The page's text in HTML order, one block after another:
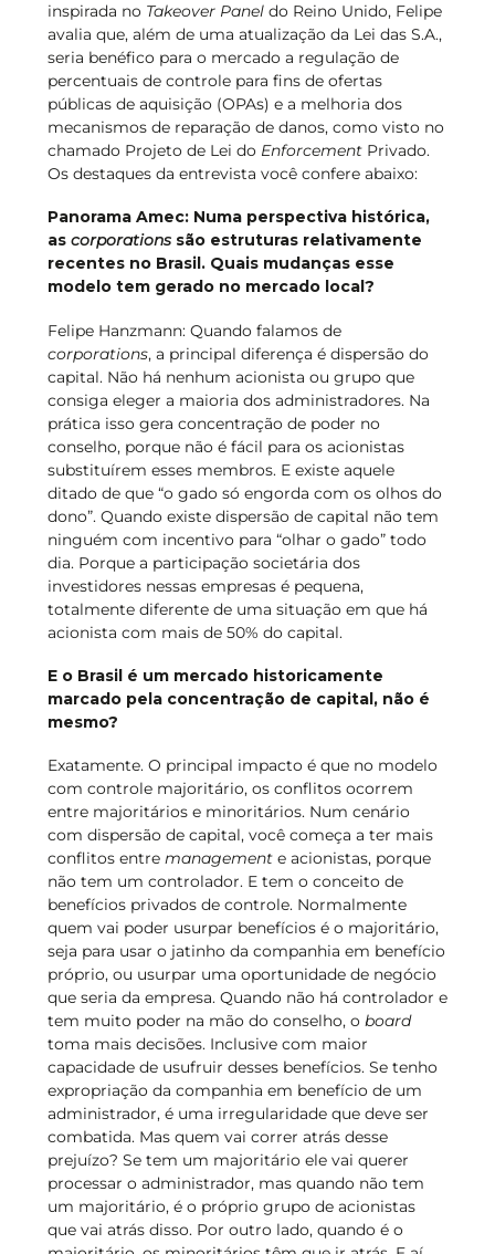
inspirada no Takeover Paneldo Reino Unido, Felipe
avalia que, além de uma atualização da Lei das S.A.,
seria benéfico para o mercado a regulação de
percentuais de controle para fins de ofertas
públicas de aquisição (OPAs) e a melhoria dos
mecanismos de reparação de danos, como visto no
chamado Projeto de Lei do Enforcement Privado.
Os destaques da entrevista você confere abaixo:
Panorama Amec: Numa perspectiva histórica,
as corporationssão estruturas relativamente
recentes no Brasil. Quais mudanças esse
modelo tem gerado no mercado local?
Felipe Hanzmann: Quando falamos de
corporations, a principal diferença é dispersão do
capital. Não há nenhum acionista ou grupo que
consiga eleger a maioria dos administradores. Na
prática isso gera concentração de poder no
conselho, porque não é fácil para os acionistas
substituírem esses membros. E existe aquele
ditado de que “o gado só engorda com os olhos do
dono”. Quando existe dispersão de capital não tem
ninguém com incentivo para “olhar o gado” todo
dia. Porque a participação societária dos
investidores nessas empresas é pequena,
totalmente diferente de uma situação em que há
acionista com mais de 50% do capital.
E o Brasil é um mercado historicamente
marcado pela concentração de capital, não é
mesmo?
Exatamente. O principal impacto é que no modelo
com controle majoritário, os conflitos ocorrem
entre majoritários e minoritários. Num cenário
com dispersão de capital, você começa a ter mais
conflitos entre managemente acionistas, porque
não tem um controlador. E tem o conceito de
benefícios privados de controle. Normalmente
quem vai poder usurpar benefícios é o majoritário,
seja para usar o jatinho da companhia em benefício
próprio, ou usurpar uma oportunidade de negócio
que seria da empresa. Quando não há controlador e
tem muito poder na mão do conselho, o board
toma mais decisões. Inclusive com maior
capacidade de usufruir desses benefícios. Se tenho
expropriação da companhia em benefício de um
administrador, é uma irregularidade que deve ser
combatida. Mas quem vai correr atrás desse
prejuízo? Se tem um majoritário ele vai querer
processar o administrador, mas quando não tem
um majoritário, é o próprio grupo de acionistas
que vai atrás disso. Por outro lado, quando é o